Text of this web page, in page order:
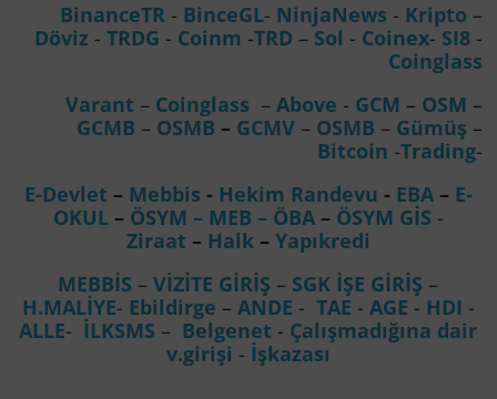
BinanceTR- BinceGL- NinjaNews - Kripto –
Döviz - TRDG - Coinm -TRD – Sol - Coinex- SI8-
Coinglass
Varant – Coinglass – Above - GCM – OSM –
GCMB – OSMB – GCMV – OSMB – Gümüş –
Bitcoin -Trading-
E-Devlet – Mebbis - Hekim Randevu - EBA– E-
OKUL– ÖSYM – MEB – ÖBA– ÖSYM GİS -
Ziraat – Halk– Yapıkredi
MEBBİS –VİZİTE GİRİŞ – SGK İŞE GİRİŞ –
H.MALİYE- Ebildirge – ANDE - TAE - AGE - HDI -
ALLE- İLKSMS – Belgenet - Çalışmadığına dair
v.girişi - İşkazası